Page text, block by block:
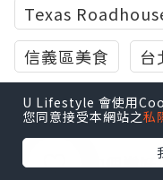
Texas
信義區美食
台
0個讚好
U Lifestyle 會使用
您同意接受本網站之私